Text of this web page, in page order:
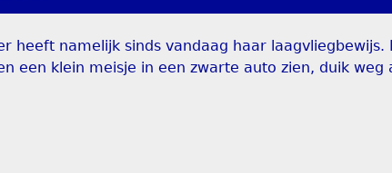
heeft namelijk sinds vandaag haar laagvliegbewijs.
een klein meisje in een zwarte auto zien, duik weg